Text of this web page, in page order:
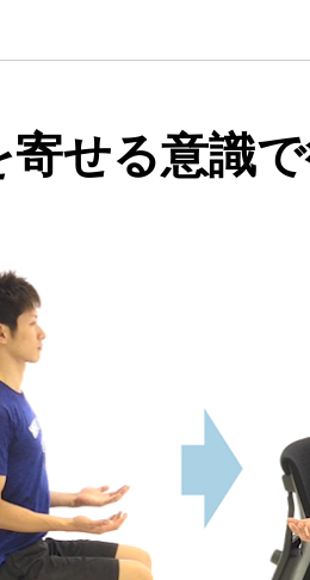
寄せる意識